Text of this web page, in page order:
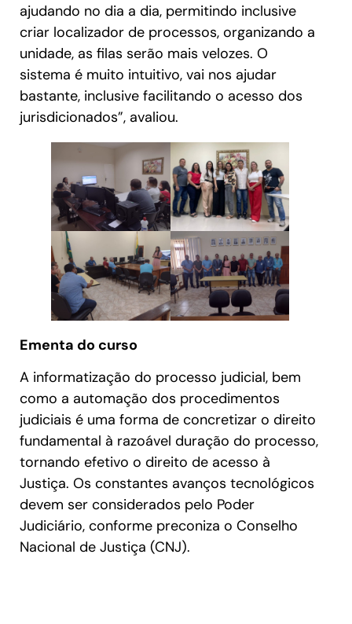
ajudando no dia a dia, permitindo inclusive
criar localizador de processos, organizando a
unidade, as filas serão mais velozes. O
sistema é muito intuitivo, vai nos ajudar
bastante, inclusive facilitando o acesso dos
jurisdicionados”, avaliou.
Ementa do curso
A informatização do processo judicial, bem
como a automação dos procedimentos
judiciais é uma forma de concretizar o direito
fundamental à razoável duração do processo,
tornando efetivo o direito de acesso à
Justiça. Os constantes avanços tecnológicos
devem ser considerados pelo Poder
Judiciário, conforme preconiza o Conselho
Nacional de Justiça (CNJ).